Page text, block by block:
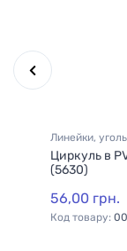
Линейки,
Циркуль в
(5630)
56,00 грн.
Код товару: